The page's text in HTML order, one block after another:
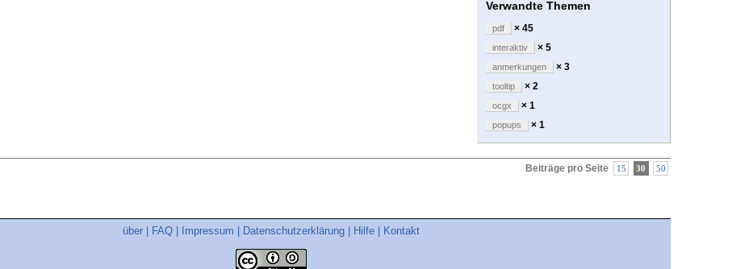
Verwandte Themen
pdf × 45
interaktiv × 5
anmerkungen × 3
tooltip × 2
ocgx × 1
popups × 1
Beiträge pro Seite 15 30 50
über FAQ Impressum Datenschutzerklärung Hilfe Kontakt